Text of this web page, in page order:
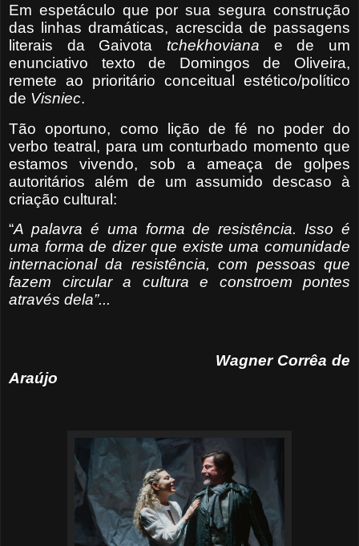
Em espetáculo que por sua segura construção
das linhas dramáticas, acrescida de passagens
literais da Gaivota tchekhoviana e de um
enunciativo texto de Domingos de Oliveira,
remete ao prioritário conceitual estético/político
de Visniec.
Tão oportuno, como lição de fé no poder do
verbo teatral, para um conturbado momento que
estamos vivendo, sob a ameaça de golpes
autoritários além de um assumido descaso à
criação cultural:
“A palavra é uma forma de resistência. Isso é
uma forma de dizer que existe uma comunidade
internacional da resistência, com pessoas que
fazem circular a cultura e constroem pontes
através dela”...
Wagner Corrêa de
Araújo